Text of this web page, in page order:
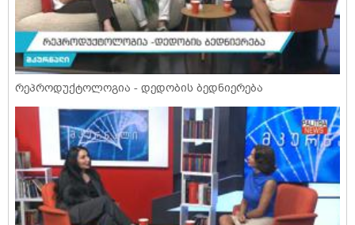
რეპროდუქტოლოგია - დედობის ბედნიერება